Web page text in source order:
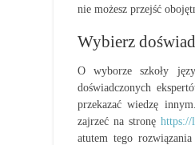
nie możesz przejść
Wybierz
O wyborze szkoły
doświadczonych
przekazać wiedzę
zajrzeć na stronę https://
atutem tego